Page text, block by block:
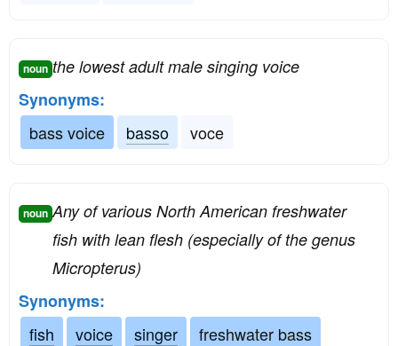
noun the lowest adult male singing voice
Synonyms:
bass voice
basso voce
noun Any of various North American freshwater
fish with lean flesh (especially of the genus
Micropterus)
Synonyms:
fish
voice singer
freshwater bass